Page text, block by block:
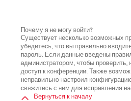
Почему я не могу войти?
Существует несколько возможных
убедитесь, что вы правильно
пароль. Если данные введены
администратором, чтобы проверить,
доступ к конференции. Также
неправильно настроил
свяжитесь с ним для исправления
Вернуться к началу